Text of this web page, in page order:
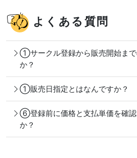
よくある質問
①サークル登録から販売開始ま
か？
①販売日指定とはなんですか？
⑥登録前に価格と支払単価を確
か？